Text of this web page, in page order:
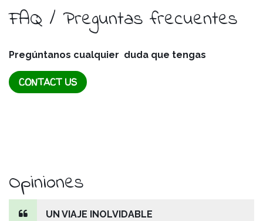
FAQ / Preguntas frecuentes
Pregúntanos cualquier duda que tengas
CONTACT US
Opiniones
UN VIAJE INOLVIDABLE